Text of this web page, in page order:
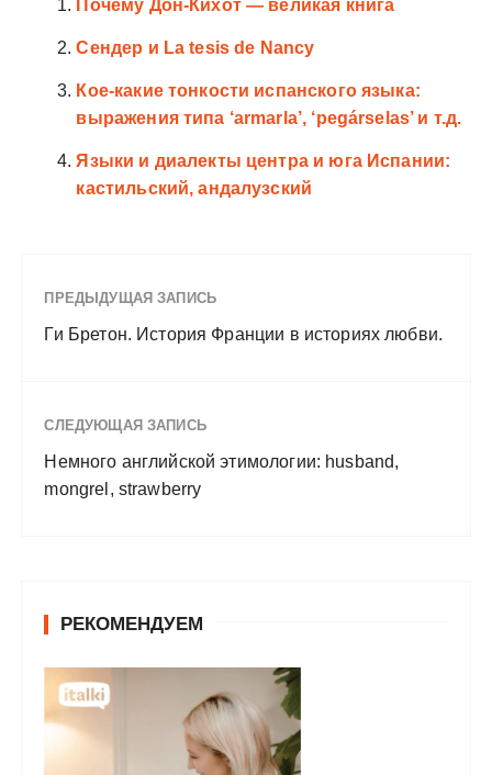
Почему Дон-Кихот — великая книга
Сендер и La tesis de Nancy
Кое-какие тонкости испанского языка:
выражения типа ‘armarla’, ‘pegárselas’ и т.д.
Языки и диалекты центра и юга Испании:
кастильский, андалузский
ПРЕДЫДУЩАЯ ЗАПИСЬ
Ги Бретон. История Франции в историях любви.
СЛЕДУЮЩАЯ ЗАПИСЬ
Немного английской этимологии: husband,
mongrel, strawberry
РЕКОМЕНДУЕМ